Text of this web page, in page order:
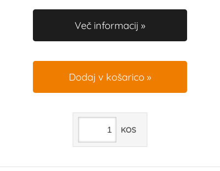
Več informacij
Dodaj v košarico
KOS